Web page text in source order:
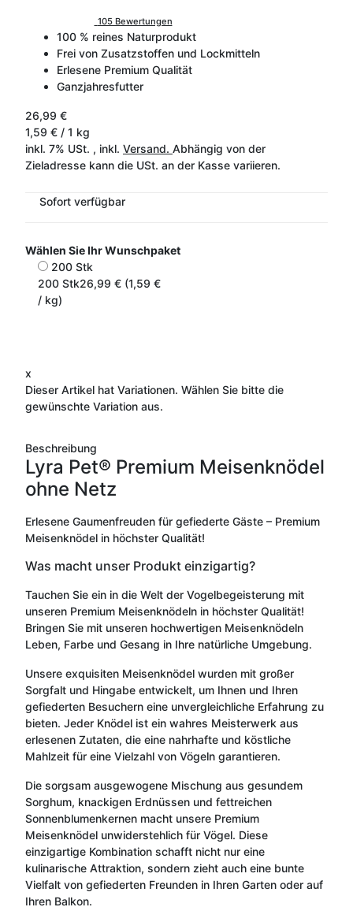
105 Bewertungen
100 % reines Naturprodukt
Frei von Zusatzstoffen und Lockmitteln
Erlesene Premium Qualität
Ganzjahresfutter
26,99 €
1,59 € / 1 kg
inkl. 7% USt. , inkl. Versand. Abhängig von der
Zieladresse kann die USt. an der Kasse variieren.
Sofort verfügbar
Wählen Sie Ihr Wunschpaket
200 Stk
200 Stk26,99 € (1,59 €
/ kg)
x
Dieser Artikel hat Variationen. Wählen Sie bitte die
gewünschte Variation aus.
Beschreibung
Lyra Pet® Premium Meisenknödel
ohne Netz
Erlesene Gaumenfreuden für gefiederte Gäste – Premium
Meisenknödel in höchster Qualität!
Was macht unser Produkt einzigartig?
Tauchen Sie ein in die Welt der Vogelbegeisterung mit
unseren Premium Meisenknödeln in höchster Qualität!
Bringen Sie mit unseren hochwertigen Meisenknödeln
Leben, Farbe und Gesang in Ihre natürliche Umgebung.
Unsere exquisiten Meisenknödel wurden mit großer
Sorgfalt und Hingabe entwickelt, um Ihnen und Ihren
gefiederten Besuchern eine unvergleichliche Erfahrung zu
bieten. Jeder Knödel ist ein wahres Meisterwerk aus
erlesenen Zutaten, die eine nahrhafte und köstliche
Mahlzeit für eine Vielzahl von Vögeln garantieren.
Die sorgsam ausgewogene Mischung aus gesundem
Sorghum, knackigen Erdnüssen und fettreichen
Sonnenblumenkernen macht unsere Premium
Meisenknödel unwiderstehlich für Vögel. Diese
einzigartige Kombination schafft nicht nur eine
kulinarische Attraktion, sondern zieht auch eine bunte
Vielfalt von gefiederten Freunden in Ihren Garten oder auf
Ihren Balkon.